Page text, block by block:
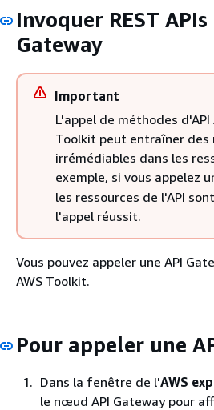
Invoquer REST
Gateway
Important
L'appel de méthodes d'API
Toolkit peut entraîner des
irrémédiables dans les
exemple, si vous appelez
les ressources de l'API
l'appel réussit.
Vous pouvez appeler une API
AWS Toolkit.
Pour appeler une
Dans la fenêtre de l'AWS
le nœud API Gateway pour